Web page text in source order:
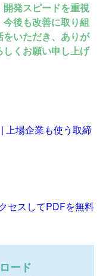
発スピードを重視
後も改善に取り組
いただき、ありが
くお願い申し上げ
上場企業も使う取締
セスしてPDFを無料
ード